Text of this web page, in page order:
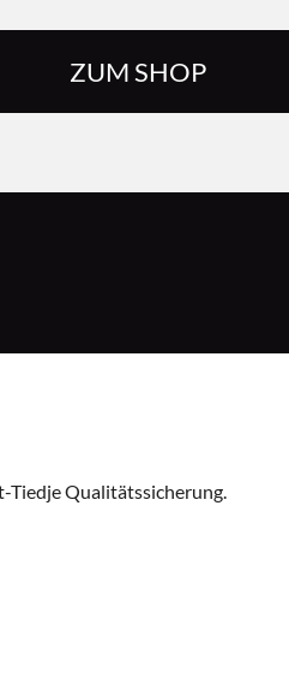
ZUM SHOP
Tiedje Qualitätssicherung.